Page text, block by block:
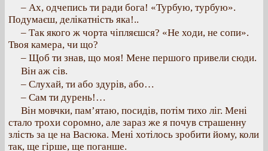
– Ах, одчепись ти ради бога! «Турбую, турбую».
Подумаєш, делікатність яка!..
– Так якого ж чорта чіпляєшся? «Не ходи, не сопи».
Твоя камера, чи що?
– Щоб ти знав, що моя! Мене першого привели сюди.
Він аж сів.
– Слухай, ти або здурів, або…
– Сам ти дурень!…
Він мовчки, пам’ятаю, посидів, потім тихо ліг. Мені
стало трохи соромно, але зараз же я почув страшенну
злість за це на Васюка. Мені хотілось зробити йому, коли
так, ще гірше, ще поганше.